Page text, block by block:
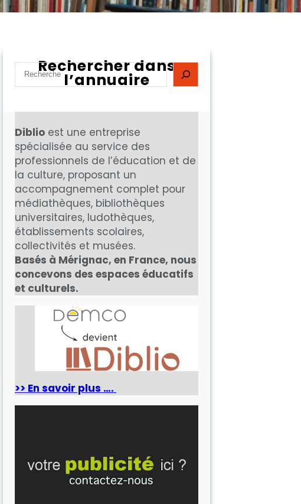
Rechercher dans
l’annuaire
e
r
c
h
Diblio est une entreprise
spécialisée au service des
professionnels de l’éducation et de
la culture, proposant un
accompagnement complet pour
médiathèques, bibliothèques
universitaires, ludothèques,
établissements scolaires,
collectivités et musées.
Basés à Mérignac, en France, nous
concevons des espaces éducatifs
et culturels.
>> En savoir plus ….